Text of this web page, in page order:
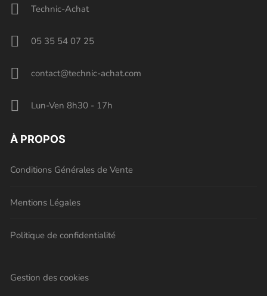
Technic-Achat
05 35 54 07 25
contact@technic-achat.com
Lun-Ven 8h30 - 17h
À PROPOS
Conditions Générales de Vente
Mentions Légales
Politique de confidentialité
Gestion des cookies